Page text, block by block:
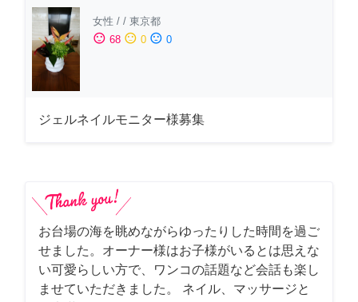
女性 / / 東京都
sentiment_satisfied 68 sentiment_neutral 0 sentiment_dissatisfied 0
ジェルネイルモニター様募集
お台場の海を眺めながらゆったりした時間を過ご
せました。オーナー様はお子様がいるとは思えな
い可愛らしい方で、ワンコの話題など会話も楽し
ませていただきました。 ネイル、マッサージと